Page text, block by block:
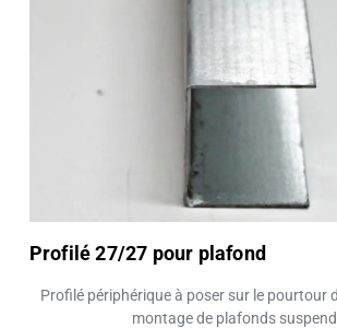
Profilé 27/27 pour plafond
Profilé périphérique à poser sur le pourtour
montage de plafonds